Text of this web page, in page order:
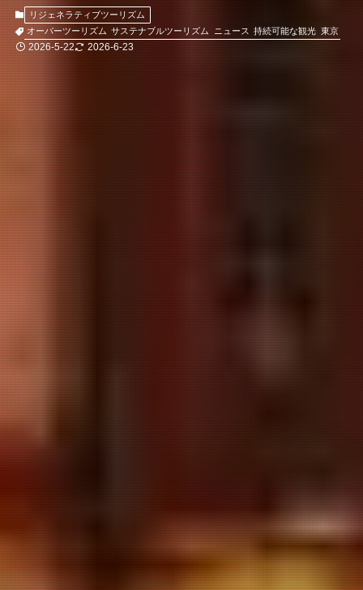
リジェネラティブツーリズム
オーバーツーリズム サステナブルツーリズム ニュース 持続可能な観光 東京
2026-5-22 2026-6-23